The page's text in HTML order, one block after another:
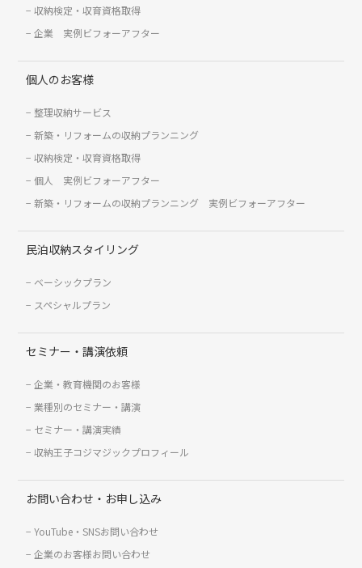
収納検定・収育資格取得
企業 実例ビフォーアフター
個人のお客様
整理収納サービス
新築・リフォームの収納プランニング
収納検定・収育資格取得
個人 実例ビフォーアフター
新築・リフォームの収納プランニング 実例ビフォーアフター
民泊収納スタイリング
ベーシックプラン
スペシャルプラン
セミナー・講演依頼
企業・教育機関のお客様
業種別のセミナー・講演
セミナー・講演実績
収納王子コジマジックプロフィール
お問い合わせ・お申し込み
YouTube・SNSお問い合わせ
企業のお客様お問い合わせ